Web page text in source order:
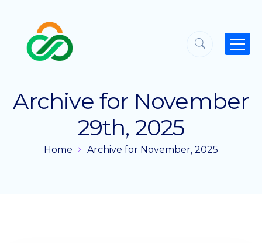
Archive for November
29th, 2025
Home Archive for November, 2025